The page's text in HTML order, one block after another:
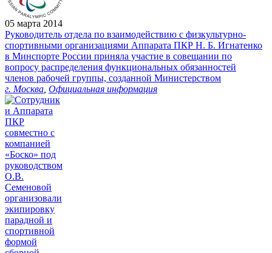
05 марта 2014
Руководитель отдела по взаимодействию с физкультурно-
спортивными организациями Аппарата ПКР Н. Б. Игнатенко
в Минспорте России приняла участие в совещании по
вопросу распределения функциональных обязанностей
членов рабочей группы, созданной Министерством
г. Москва Официальная информация